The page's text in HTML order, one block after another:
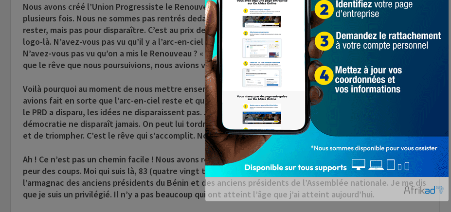
Nous avons créé l’Union Progressiste le Renouveau (UP-R). Nous sommes membres de l’UP-R. Je vous l’ai dit
plusieurs fois. Nous ne sommes pas rentrés dedans pour en sortir. Nous sommes rentrés dedans pour y
rester, mais pas pour disparaître. C’est au prix de lourdes négociations que nous avions réussi à avoir ce
logo-là. N’avez-vous pas vu qu’il y a l’arc-en-ciel sur l’arbre ? L’arc-en-ciel n’est pas venu là par hasard.
N’avez-vous pas vu qu’on a mis le Renouveau ? « Le Renouveau » n’est pas venu là par hasard. C’est parce
que le rêve que nous poursuivions, nous avions voulu qu’on ne l’oublie pas.
Voilà pourquoi au moment de nous mettre ensemble avec nos amis de l’Union Progressiste (UP), nous
avions fait en sorte que l’arc-en-ciel reste et que le Renouveau soit mis. Ça nous oblige. Quand on dit que
le PRD a disparu, les idées ne disparaissent pas. J’ai dit dans un discours il n’y a pas si longtemps que la
démocratie ne disparaît jamais. On peut lui tordre le cou, elle finit toujours par trouver un moyen de sortir
et de triompher. C’est le rêve qui s’accomplit. Nous devons continuer notre rêve.
Ah ! Ce n’est pas un chemin facile ! Nous avons reçu des coups et nous en recevrons encore. N’ayez pas
peur des coups. Moi qui suis là, 83 (quatre vingt trois) ans, j’en reçois encore. La dernière fois, j’ai pris
l’armagnac des anciens présidents du Bénin et des anciens présidents de l’Assemblée nationale. Je me dis
que je suis un privilégié. Il n’y a pas beaucoup qui ont atteint l’âge que j’ai atteint aujourd’hui.